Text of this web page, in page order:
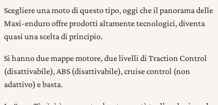
Scegliere una moto di questo tipo, oggi che il panorama delle
Maxi-enduro offre prodotti altamente tecnologici, diventa
quasi una scelta di principio.
Si hanno due mappe motore, due livelli di Traction Control
(disattivabile), ABS (disattivabile), cruise control (non
adattivo) e basta.